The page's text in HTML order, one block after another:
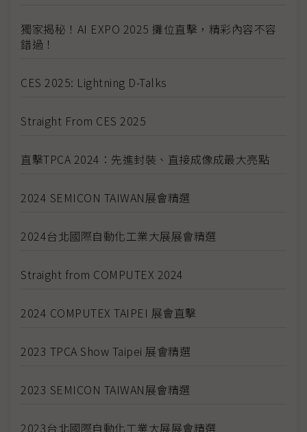
獨家揭秘！AI EXPO 2025 攤位直擊，精彩內容不容
錯過！
CES 2025: Lightning D-Talks
Straight From CES 2025
直擊TPCA 2024：先進封裝、直接成像成最大亮點
2024 SEMICON TAIWAN展會精選
2024台北國際自動化工業大展展會精選
Straight from COMPUTEX 2024
2024 COMPUTEX TAIPEI 展會直擊
2023 TPCA Show Taipei 展會精選
2023 SEMICON TAIWAN展會精選
2023台北國際自動化工業大展展會精選